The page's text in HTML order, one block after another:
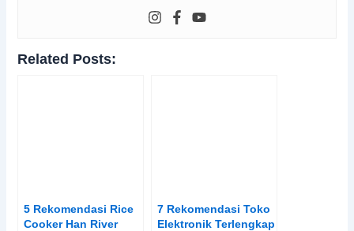
Related Posts:
5 Rekomendasi Rice
Cooker Han River
7 Rekomendasi Toko
Elektronik Terlengkap